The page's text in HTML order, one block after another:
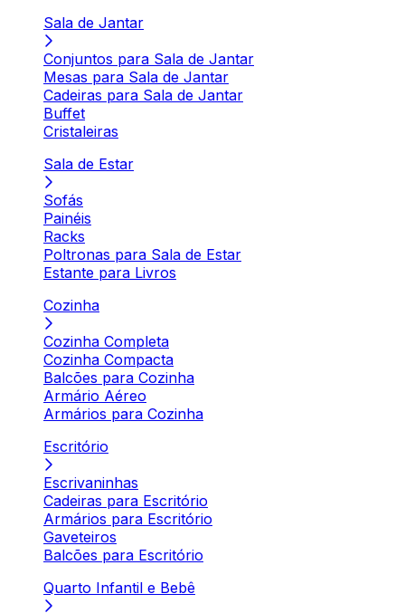
Sala de Jantar
Conjuntos para Sala de Jantar
Mesas para Sala de Jantar
Cadeiras para Sala de Jantar
Buffet
Cristaleiras
Sala de Estar
Sofás
Painéis
Racks
Poltronas para Sala de Estar
Estante para Livros
Cozinha
Cozinha Completa
Cozinha Compacta
Balcões para Cozinha
Armário Aéreo
Armários para Cozinha
Escritório
Escrivaninhas
Cadeiras para Escritório
Armários para Escritório
Gaveteiros
Balcões para Escritório
Quarto Infantil e Bebê